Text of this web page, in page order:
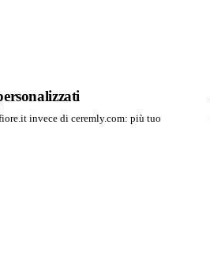
invece di ceremly.com: più tuo